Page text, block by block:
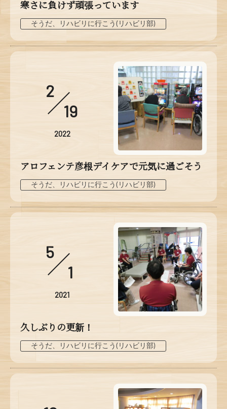
寒さに負けず頑張っています
そうだ、リハビリに行こう(リハビリ部)
2
19
2022
アロフェンテ彦根デイケアで元気に過ごそう
そうだ、リハビリに行こう(リハビリ部)
5
1
2021
久しぶりの更新！
そうだ、リハビリに行こう(リハビリ部)